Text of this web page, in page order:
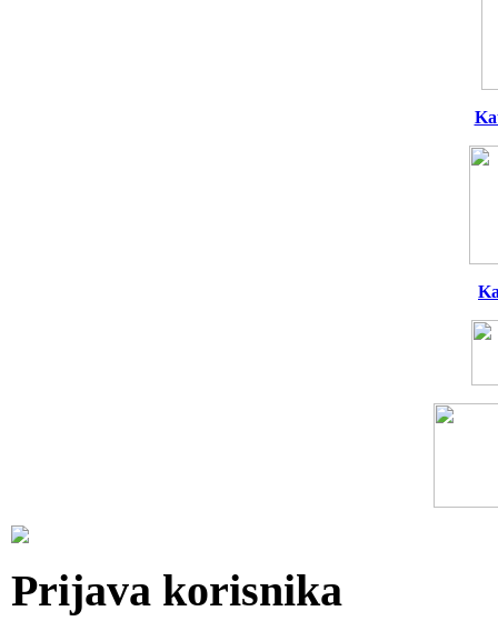
Prijava korisnika